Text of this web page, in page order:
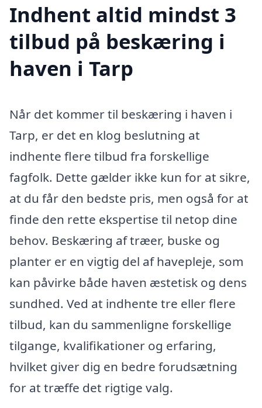
Indhent altid mindst 3
tilbud på beskæring i
haven i Tarp
Når det kommer til beskæring i haven i
Tarp, er det en klog beslutning at
indhente flere tilbud fra forskellige
fagfolk. Dette gælder ikke kun for at sikre,
at du får den bedste pris, men også for at
finde den rette ekspertise til netop dine
behov. Beskæring af træer, buske og
planter er en vigtig del af havepleje, som
kan påvirke både haven æstetisk og dens
sundhed. Ved at indhente tre eller flere
tilbud, kan du sammenligne forskellige
tilgange, kvalifikationer og erfaring,
hvilket giver dig en bedre forudsætning
for at træffe det rigtige valg.